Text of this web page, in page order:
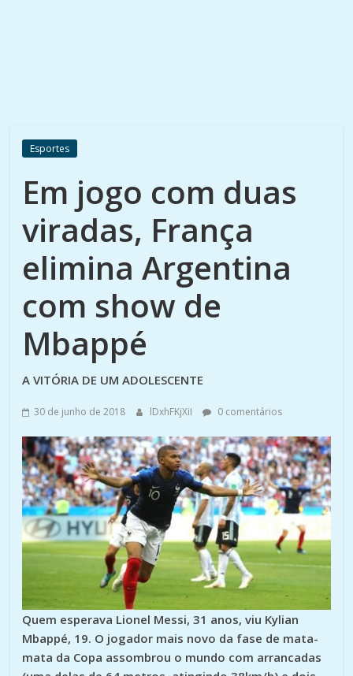
Esportes
Em jogo com duas
viradas, França
elimina Argentina
com show de
Mbappé
A VITÓRIA DE UM ADOLESCENTE
30 de junho de 2018 lDxhFKjXiI 0 comentários
Quem esperava Lionel Messi, 31 anos, viu Kylian
Mbappé, 19. O jogador mais novo da fase de mata-
mata da Copa assombrou o mundo com arrancadas